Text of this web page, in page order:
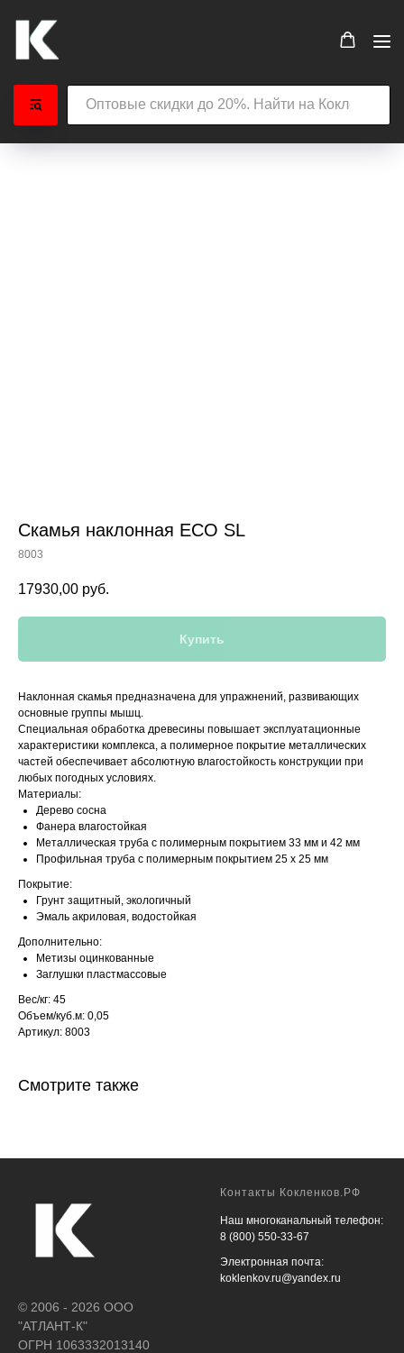
Скамья наклонная ECO SL
8003
17930,00 руб.
Купить
Наклонная скамья предназначена для упражнений, развивающих
основные группы мышц.
Специальная обработка древесины повышает эксплуатационные
характеристики комплекса, а полимерное покрытие металлических
частей обеспечивает абсолютную влагостойкость конструкции при
любых погодных условиях.
Материалы:
Дерево сосна
Фанера влагостойкая
Металлическая труба с полимерным покрытием 33 мм и 42 мм
Профильная труба с полимерным покрытием 25 х 25 мм
Покрытие:
Грунт защитный, экологичный
Эмаль акриловая, водостойкая
Дополнительно:
Метизы оцинкованные
Заглушки пластмассовые
Вес/кг: 45
Объем/куб.м: 0,05
Артикул: 8003
Смотрите также
© 2006 - 2026 ООО
"АТЛАНТ-К"
ОГРН 1063332013140
Контакты Кокленков.РФ
Наш многоканальный телефон:
8 (800) 550-33-67
Электронная почта:
koklenkov.ru@yandex.ru